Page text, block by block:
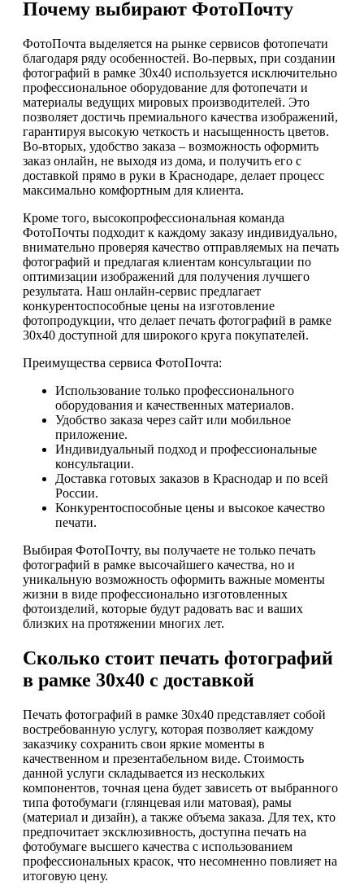
Почему выбирают ФотоПочту
ФотоПочта выделяется на рынке сервисов фотопечати
благодаря ряду особенностей. Во-первых, при создании
фотографий в рамке 30х40 используется исключительно
профессиональное оборудование для фотопечати и
материалы ведущих мировых производителей. Это
позволяет достичь премиального качества изображений,
гарантируя высокую четкость и насыщенность цветов.
Во-вторых, удобство заказа – возможность оформить
заказ онлайн, не выходя из дома, и получить его с
доставкой прямо в руки в Краснодаре, делает процесс
максимально комфортным для клиента.
Кроме того, высокопрофессиональная команда
ФотоПочты подходит к каждому заказу индивидуально,
внимательно проверяя качество отправляемых на печать
фотографий и предлагая клиентам консультации по
оптимизации изображений для получения лучшего
результата. Наш онлайн-сервис предлагает
конкурентоспособные цены на изготовление
фотопродукции, что делает печать фотографий в рамке
30х40 доступной для широкого круга покупателей.
Преимущества сервиса ФотоПочта:
Использование только профессионального
оборудования и качественных материалов.
Удобство заказа через сайт или мобильное
приложение.
Индивидуальный подход и профессиональные
консультации.
Доставка готовых заказов в Краснодар и по всей
России.
Конкурентоспособные цены и высокое качество
печати.
Выбирая ФотоПочту, вы получаете не только печать
фотографий в рамке высочайшего качества, но и
уникальную возможность оформить важные моменты
жизни в виде профессионально изготовленных
фотоизделий, которые будут радовать вас и ваших
близких на протяжении многих лет.
Сколько стоит печать фотографий
в рамке 30х40 с доставкой
Печать фотографий в рамке 30х40 представляет собой
востребованную услугу, которая позволяет каждому
заказчику сохранить свои яркие моменты в
качественном и презентабельном виде. Стоимость
данной услуги складывается из нескольких
компонентов, точная цена будет зависеть от выбранного
типа фотобумаги (глянцевая или матовая), рамы
(материал и дизайн), а также объема заказа. Для тех, кто
предпочитает эксклюзивность, доступна печать на
фотобумаге высшего качества с использованием
профессиональных красок, что несомненно повлияет на
итоговую цену.